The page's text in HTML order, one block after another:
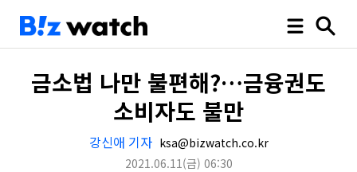
금소법 나만 불편해?…금융권도
소비자도 불만
강신애 기자 ksa@bizwatch.co.kr
2021.06.11(금) 06:30